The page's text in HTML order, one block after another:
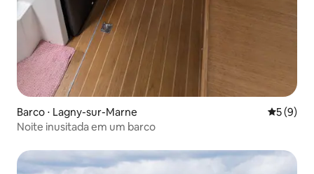
Barco ⋅ Lagny-sur-Marne 5 de
5 (9)
Noite inusitada em um barco